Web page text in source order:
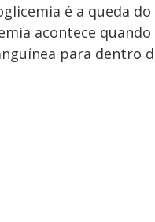
é a queda do
acontece
para dentro